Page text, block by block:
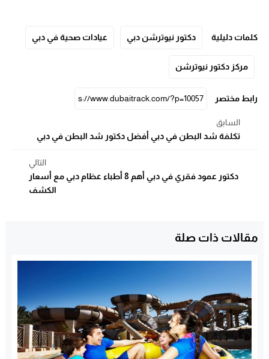
كلمات دليلية دكتور نيوترشن دبي عيادات صحية في دبي
مركز دكتور نيوترشن
رابط مختصر
السابق
تكلفة شد البطن في دبي أفضل دكتور شد البطن في دبي
التالي
دكتور عمود فقري في دبي أهم 8 أطباء عظام دبي مع أسعار
الكشف
مقالات ذات صلة